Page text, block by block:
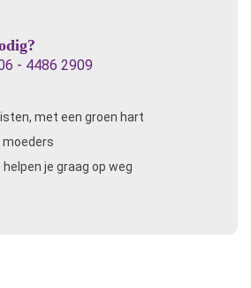
- 4486 2909
met een groen hart
moeders
je graag op weg